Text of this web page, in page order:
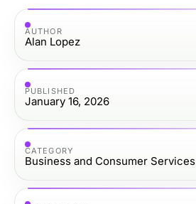
AUTHOR
Alan Lopez
PUBLISHED
January 16, 2026
CATEGORY
Business and Consumer Services